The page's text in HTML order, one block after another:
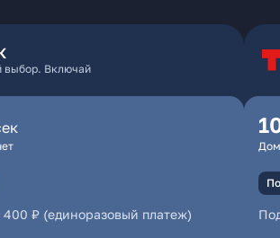
выбор. Включай
400 ₽ (единоразовый платеж)